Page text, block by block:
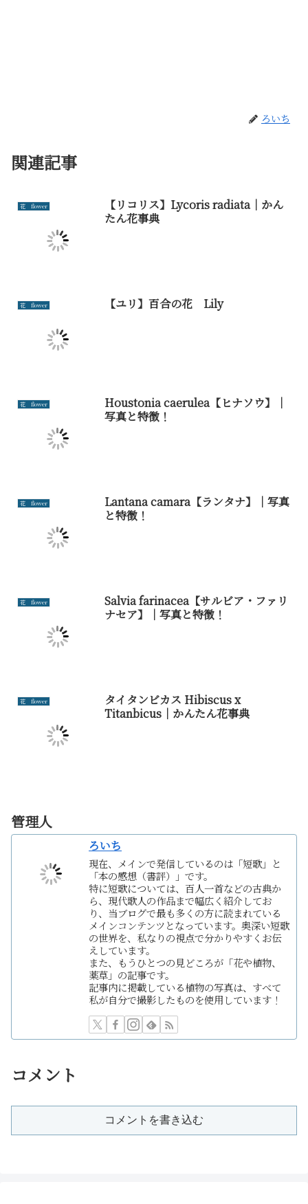
ろいち
関連記事
花 flower
【リコリス】Lycoris radiata｜かん
たん花事典
花 flower 【ユリ】百合の花 Lily
花 flower
Houstonia caerulea【ヒナソウ】｜
写真と特徴！
花 flower
Lantana camara【ランタナ】｜写真
と特徴！
花 flower
Salvia farinacea【サルビア・ファリ
ナセア】｜写真と特徴！
花 flower
タイタンビカス Hibiscus x
Titanbicus｜かんたん花事典
管理人
ろいち
現在、メインで発信しているのは「短歌」と
「本の感想（書評）」です。
特に短歌については、百人一首などの古典か
ら、現代歌人の作品まで幅広く紹介してお
り、当ブログで最も多くの方に読まれている
メインコンテンツとなっています。奥深い短歌
の世界を、私なりの視点で分かりやすくお伝
えしています。
また、もうひとつの見どころが「花や植物、
薬草」の記事です。
記事内に掲載している植物の写真は、すべて
私が自分で撮影したものを使用しています！
コメント
コメントを書き込む